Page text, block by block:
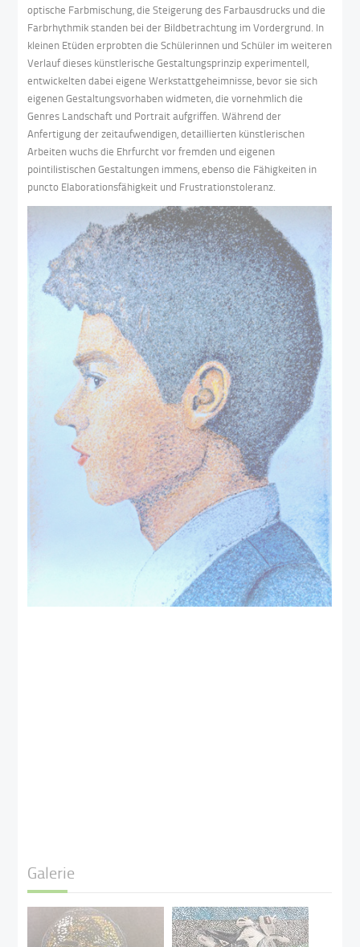
optische Farbmischung, die Steigerung des Farbausdrucks und die
Farbrhythmik standen bei der Bildbetrachtung im Vordergrund. In
kleinen Etüden erprobten die Schülerinnen und Schüler im weiteren
Verlauf dieses künstlerische Gestaltungsprinzip experimentell,
entwickelten dabei eigene Werkstattgeheimnisse, bevor sie sich
eigenen Gestaltungsvorhaben widmeten, die vornehmlich die
Genres Landschaft und Portrait aufgriffen. Während der
Anfertigung der zeitaufwendigen, detaillierten künstlerischen
Arbeiten wuchs die Ehrfurcht vor fremden und eigenen
pointilistischen Gestaltungen immens, ebenso die Fähigkeiten in
puncto Elaborationsfähigkeit und Frustrationstoleranz.
Galerie